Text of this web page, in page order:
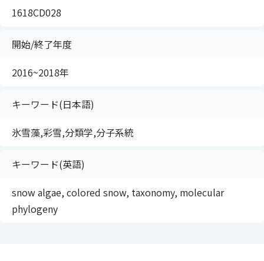
1618CD028
開始/終了年度
2016~2018年
キーワード(日本語)
氷雪藻,彩雪,分類学,分子系統
キーワード(英語)
snow algae, colored snow, taxonomy, molecular
phylogeny